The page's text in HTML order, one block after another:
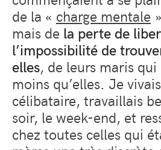
de la « charge mentale
mais de la perte de
l’impossibilité de
elles, de leurs maris
moins qu’elles. Je
célibataire, travaillais
soir, le week-end, et
chez toutes celles qui